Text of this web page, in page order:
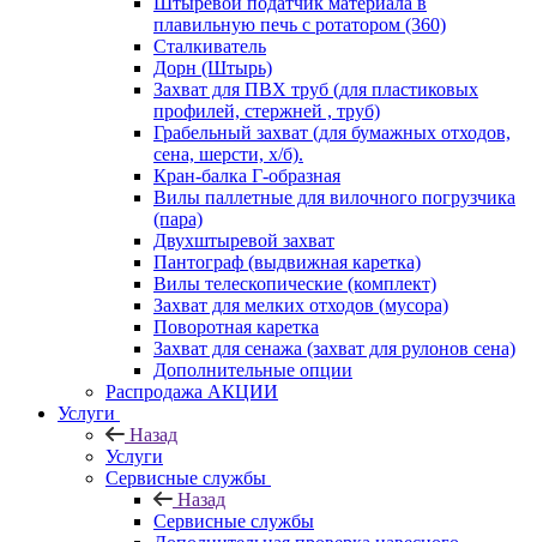
плавильную печь с ротатором (360)
Сталкиватель
Дорн (Штырь)
Захват для ПВХ труб (для пластиковых
профилей, стержней , труб)
Грабельный захват (для бумажных отходов,
сена, шерсти, х/б).
Кран-балка Г-образная
Вилы паллетные для вилочного погрузчика
(пара)
Двухштыревой захват
Пантограф (выдвижная каретка)
Вилы телескопические (комплект)
Захват для мелких отходов (мусора)
Поворотная каретка
Захват для сенажа (захват для рулонов сена)
Дополнительные опции
Распродажа АКЦИИ
Услуги
Назад
Услуги
Сервисные службы
Назад
Сервисные службы